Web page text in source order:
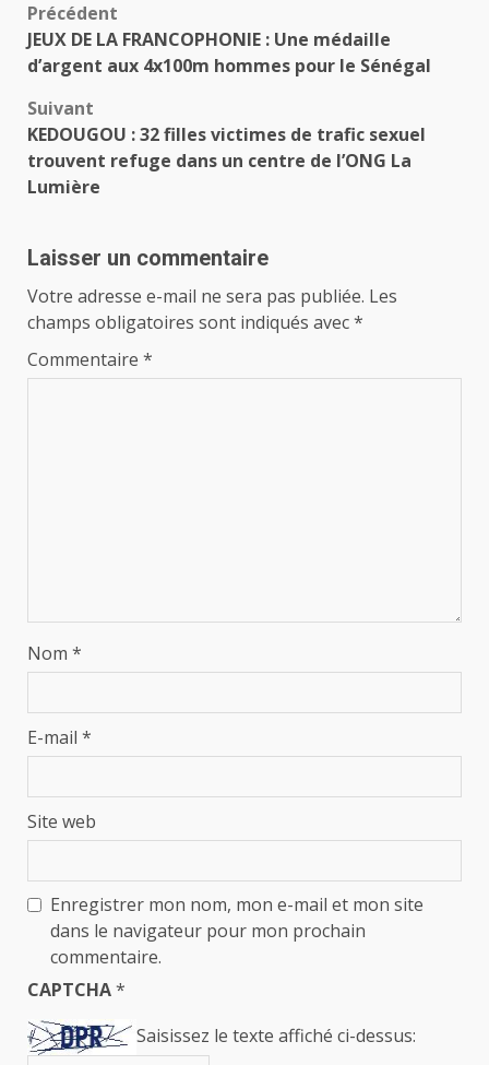
Navigation
d’article
Précédent
JEUX DE LA FRANCOPHONIE : Une médaille
d’argent aux 4x100m hommes pour le Sénégal
Suivant
KEDOUGOU : 32 filles victimes de trafic sexuel
trouvent refuge dans un centre de l’ONG La
Lumière
Laisser un commentaire
Votre adresse e-mail ne sera pas publiée. Les
champs obligatoires sont indiqués avec*
Commentaire *
Nom *
E-mail *
Site web
Enregistrer mon nom, mon e-mail et mon site
dans le navigateur pour mon prochain
commentaire.
CAPTCHA*
Saisissez le texte affiché ci-dessus: